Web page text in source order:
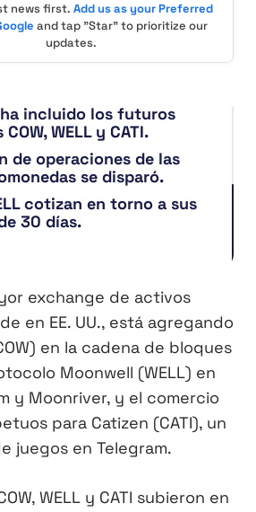
news first. Add us as your Preferred
and tap "Star" to prioritize our
updates.
incluido los futuros
WELL y CATI.
de operaciones de las
se disparó.
cotizan en torno a sus
30 días.
exchange de activos
en EE. UU., está agregando
en la cadena de bloques
Moonwell (WELL) en
y Moonriver, y el comercio
para Catizen (CATI), un
juegos en Telegram.
WELL y CATI subieron en